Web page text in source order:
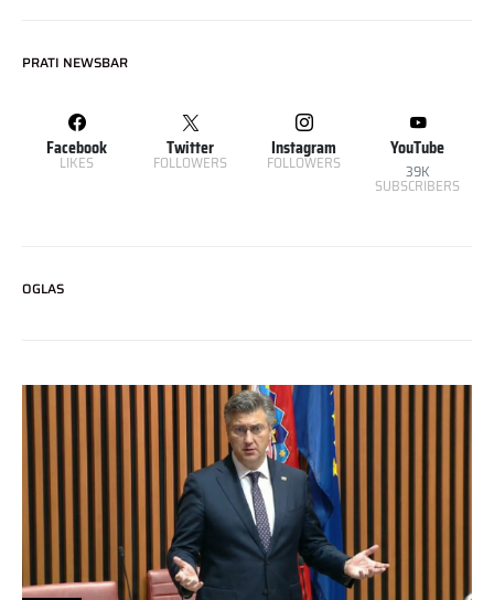
PRATI NEWSBAR
Facebook
LIKES
Twitter
FOLLOWERS
Instagram
FOLLOWERS
YouTube
39K
SUBSCRIBERS
OGLAS